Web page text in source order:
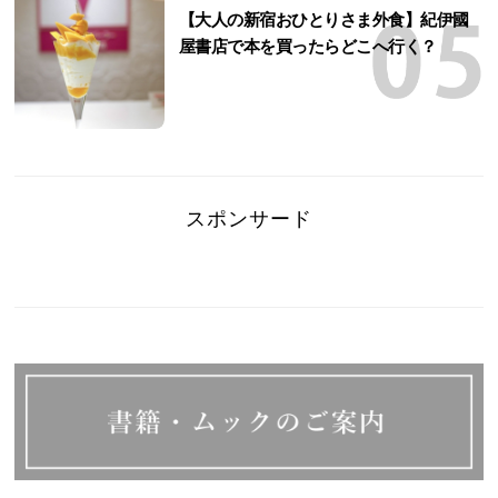
【大人の新宿おひとりさま外食】紀伊國
屋書店で本を買ったらどこへ行く？
スポンサード